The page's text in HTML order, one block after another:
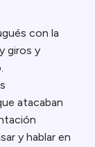
con la
giros y
atacaban
y hablar en